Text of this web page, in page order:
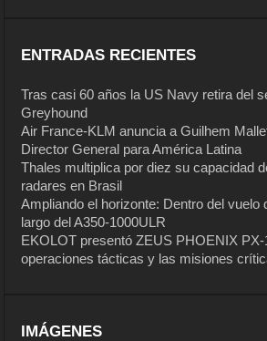
ENTRADAS RECIENTES
Tras casi 60 años la US Navy retira del
Greyhound
Air France-KLM anuncia a Guilhem
Director General para América Latina
Thales multiplica por diez su capacidad
radares en Brasil
Ampliando el horizonte: Dentro del vuelo
largo del A350-1000ULR
EKOLOT presentó ZEUS PHOENIX PX-
operaciones tácticas y las misiones
IMÁGENES